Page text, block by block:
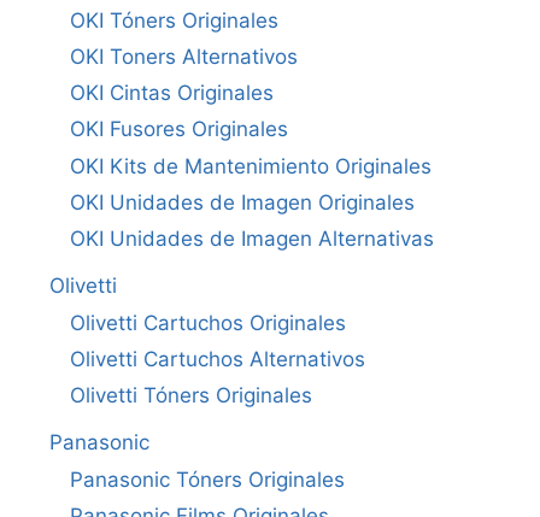
OKI Tóners Originales
OKI Toners Alternativos
OKI Cintas Originales
OKI Fusores Originales
OKI Kits de Mantenimiento Originales
OKI Unidades de Imagen Originales
OKI Unidades de Imagen Alternativas
Olivetti
Olivetti Cartuchos Originales
Olivetti Cartuchos Alternativos
Olivetti Tóners Originales
Panasonic
Panasonic Tóners Originales